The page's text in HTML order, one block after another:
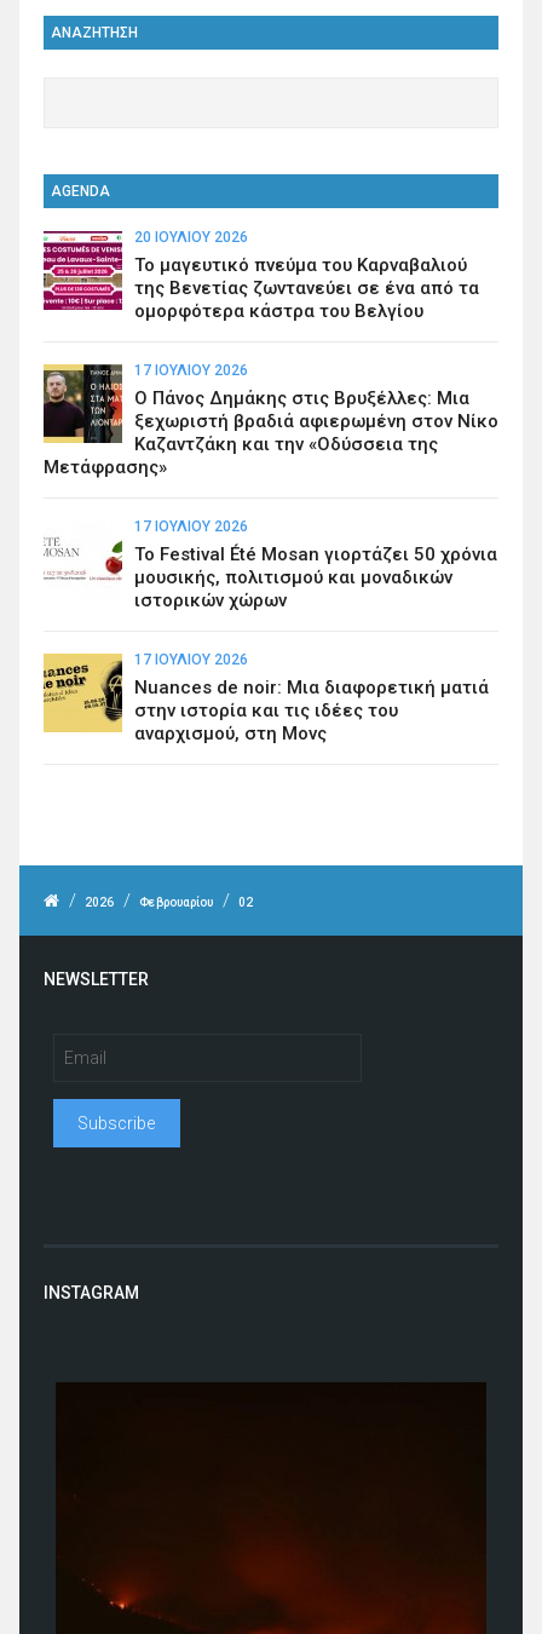
ΑΝΑΖΗΤΗΣΗ
AGENDA
20 ΙΟΥΛΊΟΥ 2026
Το μαγευτικό πνεύμα του Καρναβαλιού
της Βενετίας ζωντανεύει σε ένα από τα
ομορφότερα κάστρα του Βελγίου
17 ΙΟΥΛΊΟΥ 2026
Ο Πάνος Δημάκης στις Βρυξέλλες: Μια
ξεχωριστή βραδιά αφιερωμένη στον Νίκο
Καζαντζάκη και την «Οδύσσεια της
Μετάφρασης»
17 ΙΟΥΛΊΟΥ 2026
Το Festival Été Mosan γιορτάζει 50 χρόνια
μουσικής, πολιτισμού και μοναδικών
ιστορικών χώρων
17 ΙΟΥΛΊΟΥ 2026
Nuances de noir: Μια διαφορετική ματιά
στην ιστορία και τις ιδέες του
αναρχισμού, στη Μονς
/ 2026 / Φεβρουαρίου / 02
NEWSLETTER
INSTAGRAM